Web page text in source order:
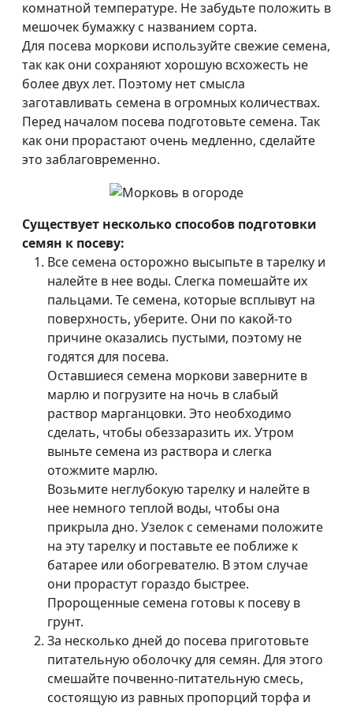
комнатной температуре. Не забудьте положить в
мешочек бумажку с названием сорта.
Для посева моркови используйте свежие семена,
так как они сохраняют хорошую всхожесть не
более двух лет. Поэтому нет смысла
заготавливать семена в огромных количествах.
Перед началом посева подготовьте семена. Так
как они прорастают очень медленно, сделайте
это заблаговременно.
Существует несколько способов подготовки
семян к посеву:
Все семена осторожно высыпьте в тарелку и
налейте в нее воды. Слегка помешайте их
пальцами. Те семена, которые всплывут на
поверхность, уберите. Они по какой-то
причине оказались пустыми, поэтому не
годятся для посева.
Оставшиеся семена моркови заверните в
марлю и погрузите на ночь в слабый
раствор марганцовки. Это необходимо
сделать, чтобы обеззаразить их. Утром
выньте семена из раствора и слегка
отожмите марлю.
Возьмите неглубокую тарелку и налейте в
нее немного теплой воды, чтобы она
прикрыла дно. Узелок с семенами положите
на эту тарелку и поставьте ее поближе к
батарее или обогревателю. В этом случае
они прорастут гораздо быстрее.
Пророщенные семена готовы к посеву в
грунт.
За несколько дней до посева приготовьте
питательную оболочку для семян. Для этого
смешайте почвенно-питательную смесь,
состоящую из равных пропорций торфа и